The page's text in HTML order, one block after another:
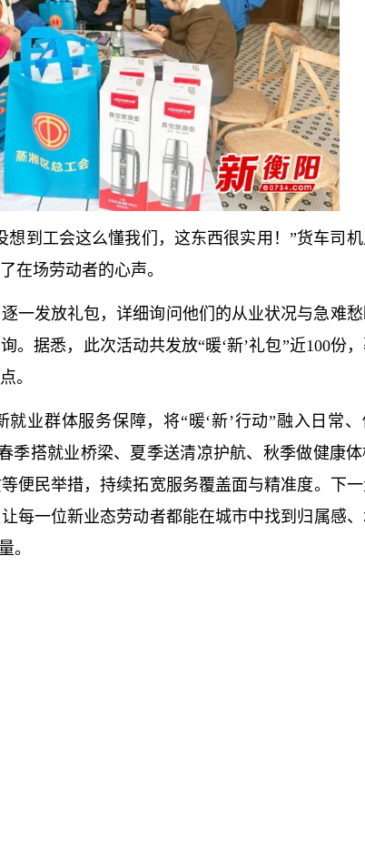
想到工会这么懂我们，这东西很实用！”货车司
在场劳动者的心声。
一发放礼包，详细询问他们的从业状况与急难
。据悉，此次活动共发放“暖‘新’礼包”近100份
。
业群体服务保障，将“暖‘新’行动”融入日常
季搭就业桥梁、夏季送清凉护航、秋季做健康
便民举措，持续拓宽服务覆盖面与精准度。下
每一位新业态劳动者都能在城市中找到归属感
。